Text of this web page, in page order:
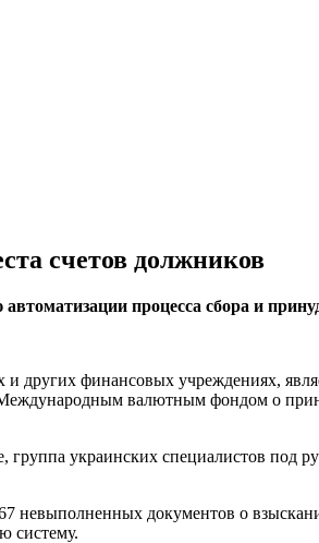
счетов должников
процесса сбора и
и других финансовых учреждениях,
валютным фондом о
украинских специалистов под
невыполненных документов о
систему.